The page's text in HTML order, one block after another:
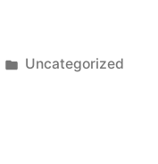
Posted
Uncategorized